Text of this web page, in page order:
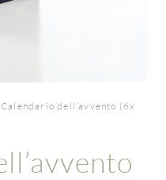
dell’avvento (6x